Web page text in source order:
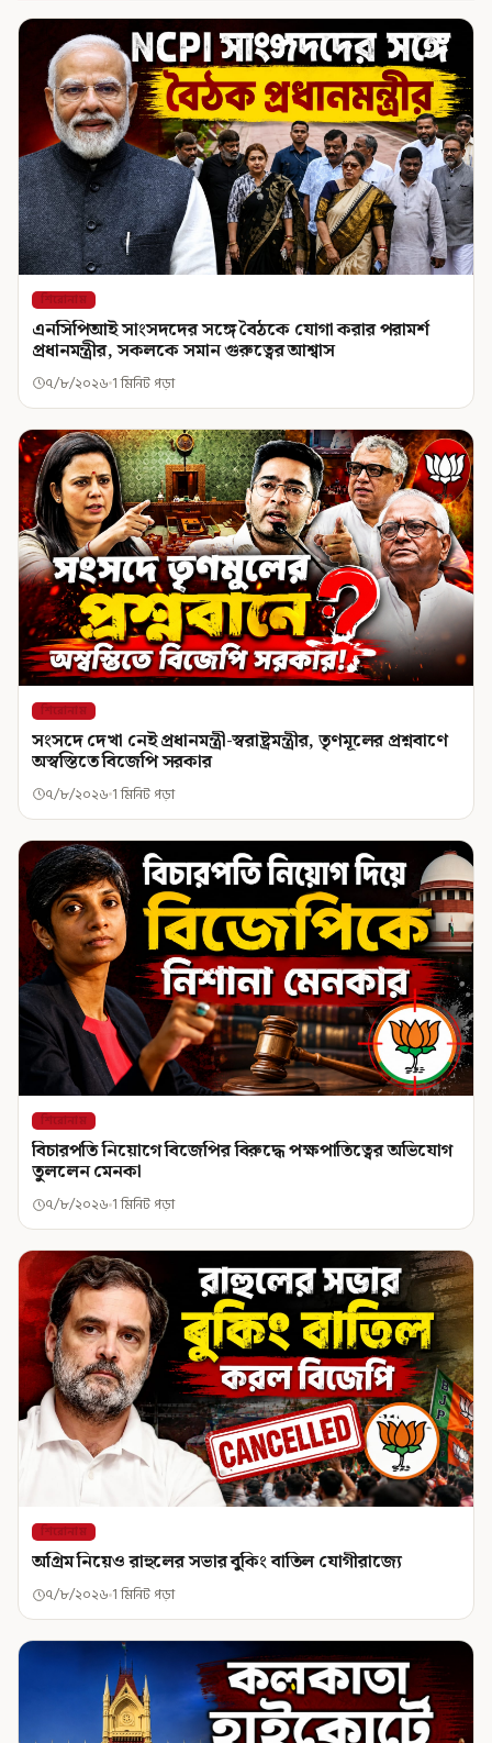
শিরোনাম
এনসিপিআই সাংসদদের সঙ্গে বৈঠকে যোগা করার পরামর্শ
প্রধানমন্ত্রীর, সকলকে সমান গুরুত্বের আশ্বাস
৭/৮/২০২৬ 1 মিনিট পড়া
শিরোনাম
সংসদে দেখা নেই প্রধানমন্ত্রী-স্বরাষ্ট্রমন্ত্রীর, তৃণমূলের প্রশ্নবাণে
অস্বস্তিতে বিজেপি সরকার
৭/৮/২০২৬ 1 মিনিট পড়া
শিরোনাম
বিচারপতি নিয়োগে বিজেপির বিরুদ্ধে পক্ষপাতিত্বের অভিযোগ
তুললেন মেনকা
৭/৮/২০২৬ 1 মিনিট পড়া
শিরোনাম
অগ্রিম নিয়েও রাহুলের সভার বুকিং বাতিল যোগীরাজ্যে
৭/৮/২০২৬ 1 মিনিট পড়া